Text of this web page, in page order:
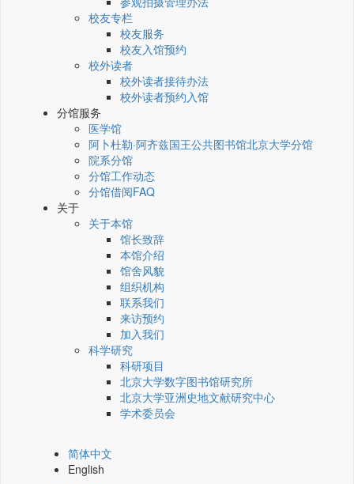
校友专栏
校友服务
校友入馆预约
校外读者
校外读者接待办法
校外读者预约入馆
分馆服务
医学馆
阿卜杜勒·阿齐兹国王公共图书馆北京大学分馆
院系分馆
分馆工作动态
分馆借阅FAQ
关于
关于本馆
馆长致辞
本馆介绍
馆舍风貌
组织机构
联系我们
来访预约
加入我们
科学研究
科研项目
北京大学数字图书馆研究所
北京大学亚洲史地文献研究中心
学术委员会
简体中文
English